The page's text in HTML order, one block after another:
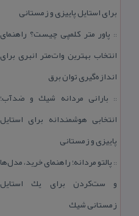
برای استایل پاییزی و زمستانی
:: پاور متر كلمپی چیست؟ راهنمای
انتخاب بهترین وات‌متر انبری برای
اندازه‌گیری توان برق
:: بارانی مردانه شیك و ضدآب؛
انتخابی هوشمندانه برای استایل
پاییزی و زمستانی
:: پالتو مردانه؛ راهنمای خرید، مدل‌ها
و ست‌كردن برای یك استایل
زمستانی شیك